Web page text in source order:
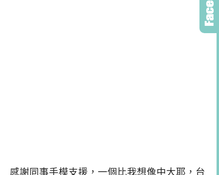
感謝同事手模支援，一個比我想像中大耶，台